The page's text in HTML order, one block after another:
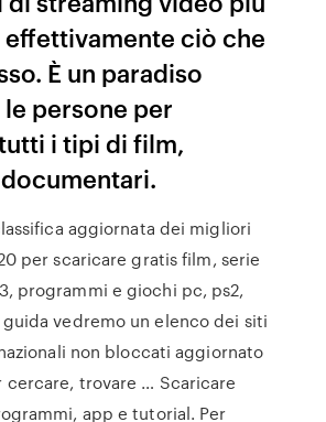
ciò che
È un paradiso
persone per
i tipi di film,
aggiornata dei migliori
per scaricare gratis film, serie
programmi e giochi pc, ps2,
guida vedremo un elenco dei siti
non bloccati aggiornato
cercare, trovare … Scaricare
app e tutorial. Per